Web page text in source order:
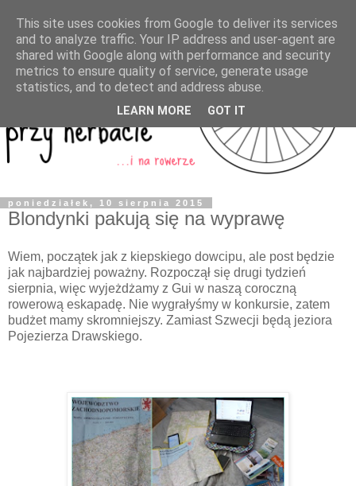
poniedziałek, 10 sierpnia 2015
Blondynki pakują się na wyprawę
Wiem, początek jak z kiepskiego dowcipu, ale post będzie
jak najbardziej poważny. Rozpoczął się drugi tydzień
sierpnia, więc wyjeżdżamy z Gui w naszą coroczną
rowerową eskapadę. Nie wygrałyśmy w konkursie, zatem
budżet mamy skromniejszy. Zamiast Szwecji będą jeziora
Pojezierza Drawskiego.
This site uses cookies from Google to deliver its services
and to analyze traffic. Your IP address and user-agent are
shared with Google along with performance and security
metrics to ensure quality of service, generate usage
statistics, and to detect and address abuse.
LEARN MORE GOT IT